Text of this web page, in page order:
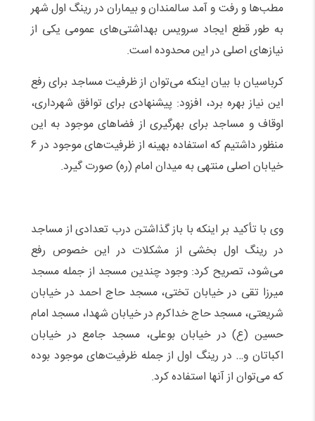
مطب‌ها و رفت و آمد سالمندان و بیماران در رینگ اول شهر
به طور قطع ایجاد سرویس بهداشتی‌های عمومی یکی از
نیازهای اصلی در این محدوده است.
کرباسیان با بیان اینکه می‌توان از ظرفیت مساجد برای رفع
این نیاز بهره برد، افزود: پیشنهادی برای توافق شهرداری،
اوقاف و مساجد برای بهر‌گیری از فضاهای موجود به این
منظور داشتیم که استفاده بهینه از ظرفیت‌های موجود در 6
خیابان اصلی منتهی به میدان امام (ره) صورت گیرد.
وی با تأکید بر اینکه با باز گذاشتن درب تعدادی از مساجد
در رینگ اول بخشی از مشکلات در این خصوص رفع
می‌شود، تصریح کرد: وجود چندین مسجد از جمله مسجد
میرزا تقی در خیابان تختی، مسجد حاج احمد در خیابان
شریعتی، مسجد حاج خداکرم در خیابان شهدا، مسجد امام
حسین (ع) در خیابان بوعلی، مسجد جامع در خیابان
اکباتان و… در رینگ اول از جمله ظرفیت‌های موجود بوده
که می‌توان از آنها استفاده کرد.